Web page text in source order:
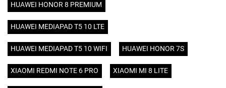
HUAWEI HONOR 8 PREMIUM
HUAWEI MEDIAPAD T5 10 LTE
HUAWEI MEDIAPAD T5 10 WIFI HUAWEI HONOR 7S
XIAOMI REDMI NOTE 6 PRO XIAOMI MI 8 LITE